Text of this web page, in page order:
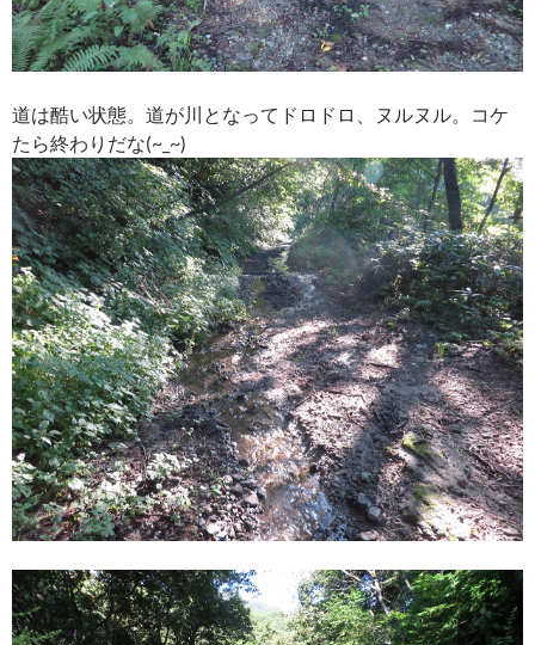
道は酷い状態。道が川となってドロドロ、ヌルヌル。コケ
たら終わりだな(~_~)